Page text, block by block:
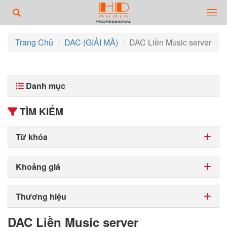
Trang Chủ DAC (GIẢI MÃ) DAC Liền Music server
Danh mục
TÌM KIẾM
Từ khóa
Khoảng giá
Thương hiệu
DAC Liền Music server